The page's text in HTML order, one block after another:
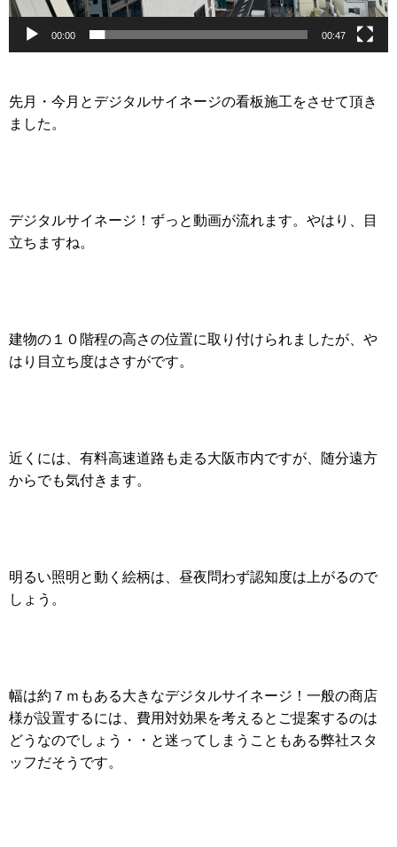
00:00 00:47
先月・今月とデジタルサイネージの看板施工をさせて頂き
ました。
デジタルサイネージ！ずっと動画が流れます。 やはり、目
立ちますね。
建物の１０階程の高さの位置に取り付けられましたが、や
はり目立ち度はさすがです。
近くには、有料高速道路も走る大阪市内ですが、随分遠方
からでも気付きます。
明るい照明と動く絵柄は、昼夜問わず認知度は上がるので
しょう。
幅は約７ｍもある大きなデジタルサイネージ！一般の商店
様が設置するには、費用対効果を考えるとご提案するのは
どうなのでしょう・・と迷ってしまうこともある弊社スタ
ッフだそうです。